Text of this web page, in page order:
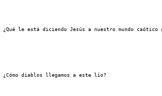
¿Qué le está diciendo Jesús a nuestro mundo caótico
¿Cómo diablos llegamos a este lío?